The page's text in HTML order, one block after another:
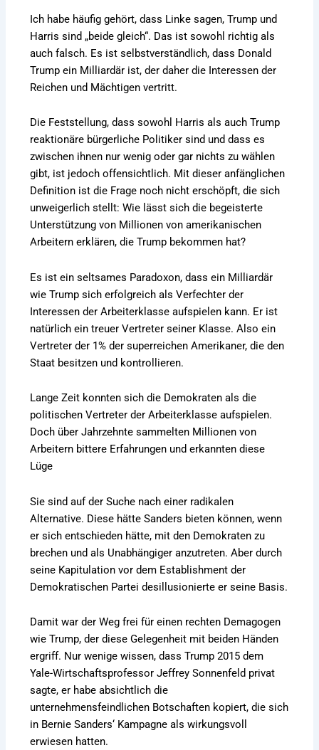
Ich habe häufig gehört, dass Linke sagen, Trump und
Harris sind „beide gleich“. Das ist sowohl richtig als
auch falsch. Es ist selbstverständlich, dass Donald
Trump ein Milliardär ist, der daher die Interessen der
Reichen und Mächtigen vertritt.
Die Feststellung, dass sowohl Harris als auch Trump
reaktionäre bürgerliche Politiker sind und dass es
zwischen ihnen nur wenig oder gar nichts zu wählen
gibt, ist jedoch offensichtlich. Mit dieser anfänglichen
Definition ist die Frage noch nicht erschöpft, die sich
unweigerlich stellt: Wie lässt sich die begeisterte
Unterstützung von Millionen von amerikanischen
Arbeitern erklären, die Trump bekommen hat?
Es ist ein seltsames Paradoxon, dass ein Milliardär
wie Trump sich erfolgreich als Verfechter der
Interessen der Arbeiterklasse aufspielen kann. Er ist
natürlich ein treuer Vertreter seiner Klasse. Also ein
Vertreter der 1% der superreichen Amerikaner, die den
Staat besitzen und kontrollieren.
Lange Zeit konnten sich die Demokraten als die
politischen Vertreter der Arbeiterklasse aufspielen.
Doch über Jahrzehnte sammelten Millionen von
Arbeitern bittere Erfahrungen und erkannten diese
Lüge
Sie sind auf der Suche nach einer radikalen
Alternative. Diese hätte Sanders bieten können, wenn
er sich entschieden hätte, mit den Demokraten zu
brechen und als Unabhängiger anzutreten. Aber durch
seine Kapitulation vor dem Establishment der
Demokratischen Partei desillusionierte er seine Basis.
Damit war der Weg frei für einen rechten Demagogen
wie Trump, der diese Gelegenheit mit beiden Händen
ergriff. Nur wenige wissen, dass Trump 2015 dem
Yale-Wirtschaftsprofessor Jeffrey Sonnenfeld privat
sagte, er habe absichtlich die
unternehmensfeindlichen Botschaften kopiert, die sich
in Bernie Sanders‘ Kampagne als wirkungsvoll
erwiesen hatten.